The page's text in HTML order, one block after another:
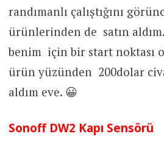
randımanlı çalıştığını
ürünlerinden de satın
benim için bir start noktası
ürün yüzünden 200dolar
aldım eve. 😀
Sonoff DW2 Kapı Sensörü